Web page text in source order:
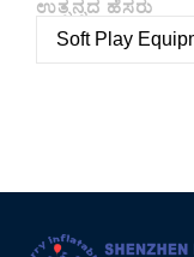
ಉತ್ಪನ್ನದ ಹೆಸರು